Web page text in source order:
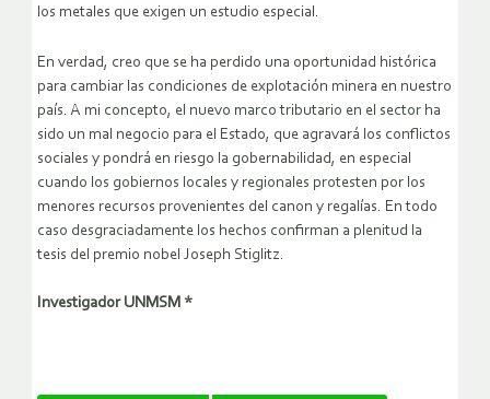
los metales que exigen un estudio especial.
En verdad, creo que se ha perdido una oportunidad histórica
para cambiar las condiciones de explotación minera en nuestro
país. A mi concepto, el nuevo marco tributario en el sector ha
sido un mal negocio para el Estado, que agravará los conflictos
sociales y pondrá en riesgo la gobernabilidad, en especial
cuando los gobiernos locales y regionales protesten por los
menores recursos provenientes del canon y regalías. En todo
caso desgraciadamente los hechos confirman a plenitud la
tesis del premio nobel Joseph Stiglitz.
Investigador UNMSM *